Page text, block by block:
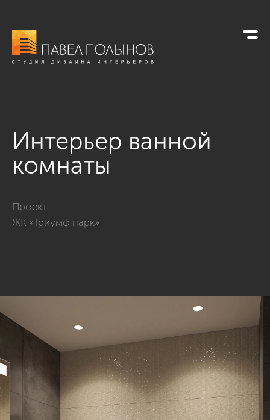
Интерьер ванной
комнаты
Проект:
ЖК «Триумф парк»